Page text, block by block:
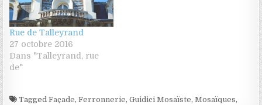
Rue de Talleyrand
27 octobre 2016
Dans "Talleyrand, rue
de"
TaggedFaçade,Ferronnerie,Guidici Mosaïste,Mosaïques,